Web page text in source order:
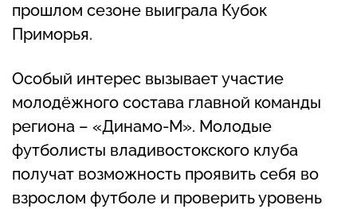
прошлом сезоне выиграла Кубок
Приморья.
Особый интерес вызывает участие
молодёжного состава главной команды
региона – «Динамо-М». Молодые
футболисты владивостокского клуба
получат возможность проявить себя во
взрослом футболе и проверить уровень